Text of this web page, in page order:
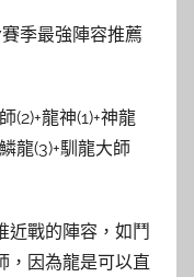
(2)+龍神(1)+神龍
龍(3)+馴龍大師
近戰的陣容，如鬥
，因為龍是可以直